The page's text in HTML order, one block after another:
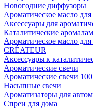
Новогодние диффузоры
Ароматическое масло
Аксессуары для
Каталитические
Ароматическое масло
CRÉATEUR
Аксессуары к
Ароматические свечи
Ароматические свечи
Насыпные свечи
Ароматизаторы для
Спреи для дома